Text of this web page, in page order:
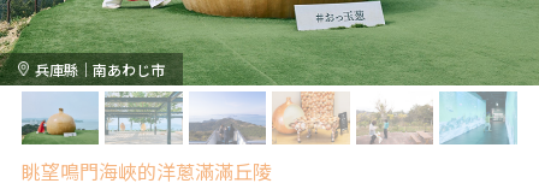
兵庫縣｜南あわじ市
眺望鳴門海峽的洋蔥滿滿丘陵